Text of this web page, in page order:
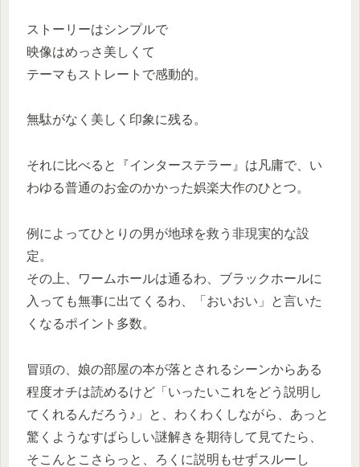
ストーリーはシンプルで
映像はめっさ美しくて
テーマもストレートで感動的。
無駄がなく美しく印象に残る。
それに比べると『インターステラー』は凡庸で、い
わゆる普通のお金のかかった娯楽大作のひとつ。
例によってひとりの男が地球を救う非現実的な設
定。
その上、ワームホールは通るわ、ブラックホールに
入っても無事に出てくるわ、「おいおい」と言いた
くなるポイント多数。
冒頭の、娘の部屋の本が落とされるシーンからある
程度オチは読めるけど「いったいこれをどう説明し
てくれるんだろう♪」と、わくわくしながら、あっと
驚くようなすばらしい謎解きを期待して見てたら、
そこんとこさらっと、ろくに説明もせずスルーし